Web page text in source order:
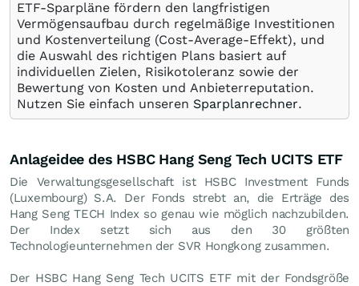
ETF-Sparpläne fördern den langfristigen
Vermögensaufbau durch regelmäßige Investitionen
und Kostenverteilung (Cost-Average-Effekt), und
die Auswahl des richtigen Plans basiert auf
individuellen Zielen, Risikotoleranz sowie der
Bewertung von Kosten und Anbieterreputation.
Nutzen Sie einfach unseren Sparplanrechner.
Anlageidee des HSBC Hang Seng Tech UCITS ETF
Die Verwaltungsgesellschaft ist HSBC Investment Funds
(Luxembourg) S.A. Der Fonds strebt an, die Erträge des
Hang Seng TECH Index so genau wie möglich nachzubilden.
Der Index setzt sich aus den 30 größten
Technologieunternehmen der SVR Hongkong zusammen.
Der HSBC Hang Seng Tech UCITS ETF mit der Fondsgröße